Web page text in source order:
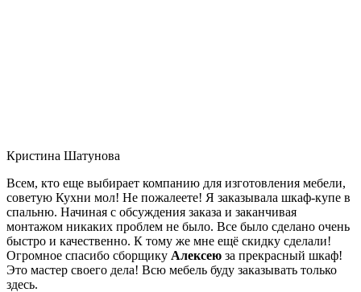
Кристина Шатунова
Всем, кто еще выбирает компанию для изготовления мебели,
советую Кухни мол! Не пожалеете! Я заказывала шкаф-купе в
спальню. Начиная с обсуждения заказа и заканчивая
монтажом никаких проблем не было. Все было сделано очень
быстро и качественно. К тому же мне ещё скидку сделали!
Огромное спасибо сборщику Алексею за прекрасный шкаф!
Это мастер своего дела! Всю мебель буду заказывать только
здесь.